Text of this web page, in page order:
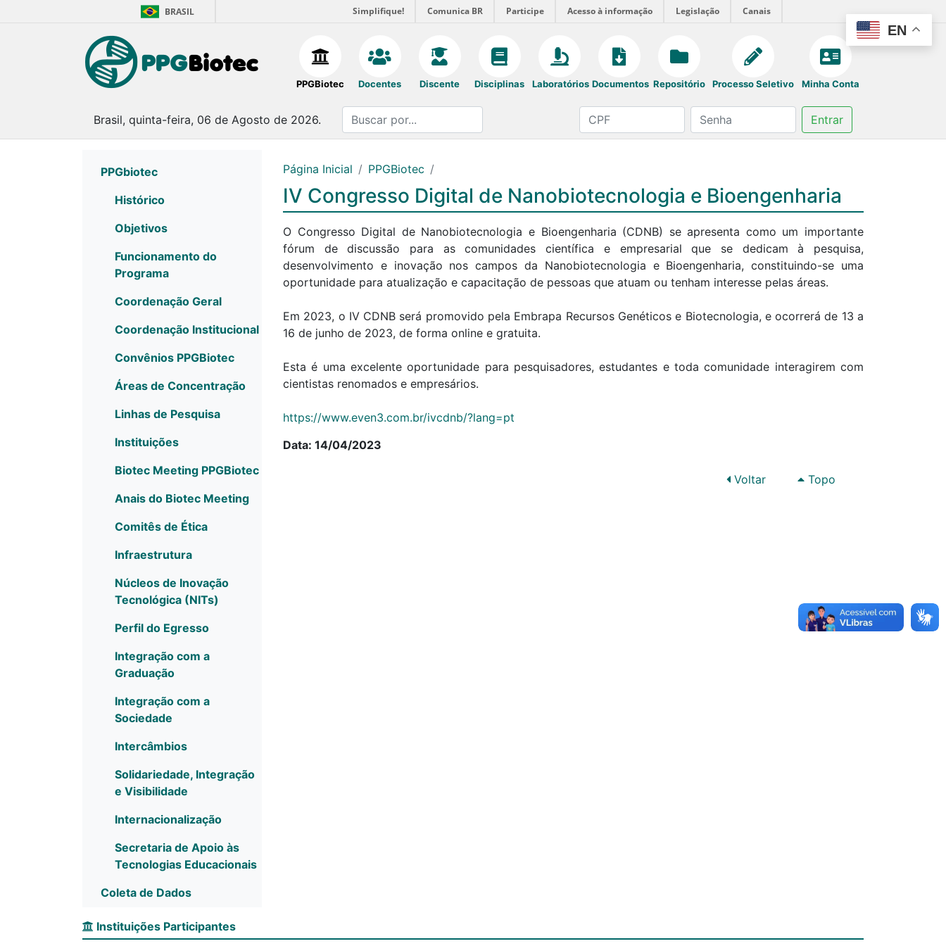
EN
BRASIL Simplifique! Comunica BR Participe Acesso à informação Legislação Canais
PPGBiotec Docentes Discente Disciplinas Laboratórios Documentos Repositório Processo Seletivo Minha Conta
Brasil, quinta-feira, 06 de Agosto de 2026. Entrar
PPGbiotec
Histórico
Objetivos
Funcionamento do
Programa
Coordenação Geral
Coordenação Institucional
Convênios PPGBiotec
Áreas de Concentração
Linhas de Pesquisa
Instituições
Biotec Meeting PPGBiotec
Anais do Biotec Meeting
Comitês de Ética
Infraestrutura
Núcleos de Inovação
Tecnológica (NITs)
Perfil do Egresso
Integração com a
Graduação
Integração com a
Sociedade
Intercâmbios
Solidariedade, Integração
e Visibilidade
Internacionalização
Secretaria de Apoio às
Tecnologias Educacionais
Coleta de Dados
Página Inicial PPGBiotec
IV Congresso Digital de Nanobiotecnologia e Bioengenharia
O Congresso Digital de Nanobiotecnologia e Bioengenharia (CDNB) se apresenta como um importante
fórum de discussão para as comunidades científica e empresarial que se dedicam à pesquisa,
desenvolvimento e inovação nos campos da Nanobiotecnologia e Bioengenharia, constituindo-se uma
oportunidade para atualização e capacitação de pessoas que atuam ou tenham interesse pelas áreas.
Em 2023, o IV CDNB será promovido pela Embrapa Recursos Genéticos e Biotecnologia, e ocorrerá de 13 a
16 de junho de 2023, de forma online e gratuita.
Esta é uma excelente oportunidade para pesquisadores, estudantes e toda comunidade interagirem com
cientistas renomados e empresários.
https://www.even3.com.br/ivcdnb/?lang=pt
Data: 14/04/2023
Voltar Topo
Instituições Participantes